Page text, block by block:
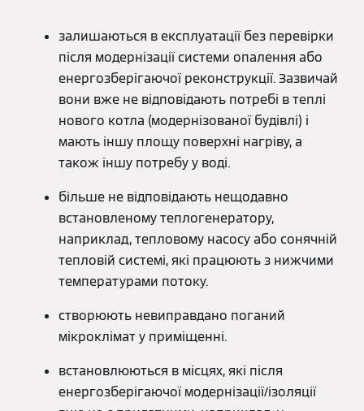
залишаються в експлуатації без перевірки
після модернізації системи опалення або
енергозберігаючої реконструкції. Зазвичай
вони вже не відповідають потребі в теплі
нового котла (модернізованої будівлі) і
мають іншу площу поверхні нагріву, а
також іншу потребу у воді.
більше не відповідають нещодавно
встановленому теплогенератору,
наприклад, тепловому насосу або сонячній
тепловій системі, які працюють з нижчими
температурами потоку.
створюють невиправдано поганий
мікроклімат у приміщенні.
встановлюються в місцях, які після
енергозберігаючої модернізації/ізоляції